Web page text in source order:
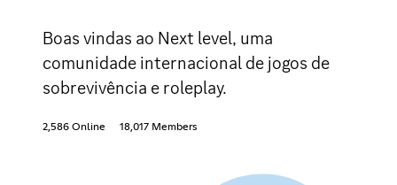
Boas vindas ao Next level, uma
comunidade internacional de jogos de
sobrevivência e roleplay.
2,586 Online 18,017 Members